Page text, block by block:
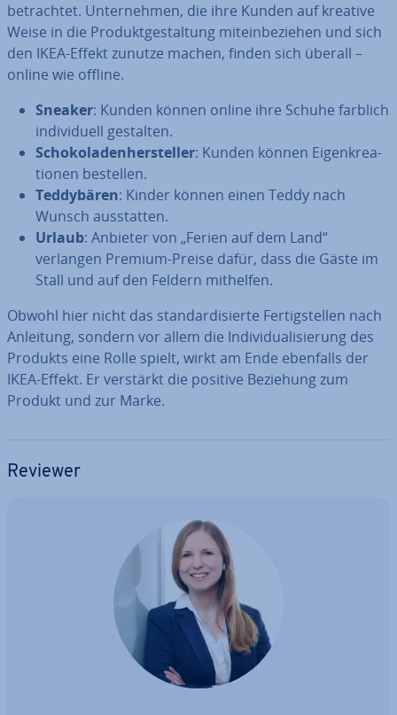
be­trach­tet. Un­ter­neh­men, die ihre Kunden auf kreative
Weise in die Pro­dukt­ge­stal­tung mit­ein­be­zie­hen und sich
den IKEA-Effekt zunutze machen, finden sich überall –
online wie offline.
Sneaker: Kunden können online ihre Schuhe farblich
in­di­vi­du­ell gestalten.
Scho­ko­la­den­her­stel­ler: Kunden können Ei­gen­krea­
tio­nen bestellen.
Ted­dy­bä­ren: Kinder können einen Teddy nach
Wunsch aus­stat­ten.
Urlaub: Anbieter von „Ferien auf dem Land“
verlangen Premium-Preise dafür, dass die Gäste im
Stall und auf den Feldern mithelfen.
Obwohl hier nicht das stan­dar­di­sier­te Fer­tig­stel­len nach
Anleitung, sondern vor allem die In­di­vi­dua­li­sie­rung des
Produkts eine Rolle spielt, wirkt am Ende ebenfalls der
IKEA-Effekt. Er verstärkt die positive Beziehung zum
Produkt und zur Marke.
Reviewer